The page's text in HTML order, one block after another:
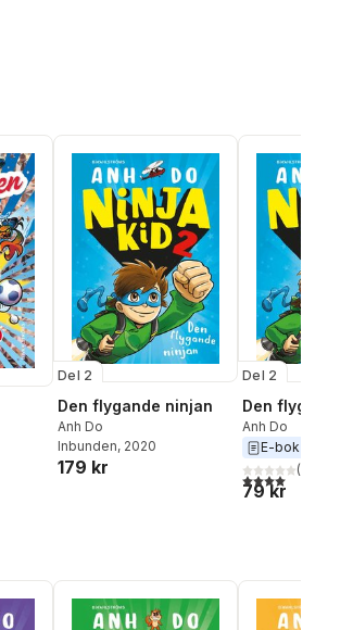
Del 2
Den flygande ninjan
Anh Do
Inbunden, 2020
179 kr
Del 2
Den flygande
Anh Do
E-bok
4,0utav 5(
79 kr